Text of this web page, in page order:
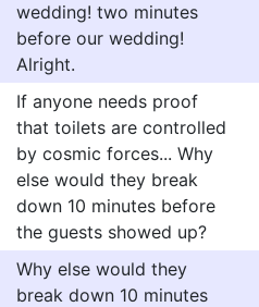
wedding! two minutes
before our wedding!
Alright.
If anyone needs proof
that toilets are controlled
by cosmic forces... Why
else would they break
down 10 minutes before
the guests showed up?
Why else would they
break down 10 minutes